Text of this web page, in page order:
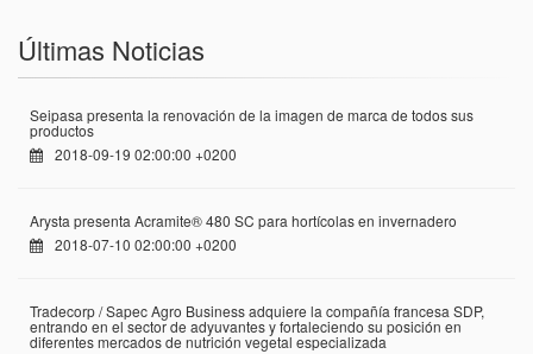
Últimas Noticias
Seipasa presenta la renovación de la imagen de marca de todos sus
productos
2018-09-19 02:00:00 +0200
Arysta presenta Acramite® 480 SC para hortícolas en invernadero
2018-07-10 02:00:00 +0200
Tradecorp / Sapec Agro Business adquiere la compañía francesa SDP,
entrando en el sector de adyuvantes y fortaleciendo su posición en
diferentes mercados de nutrición vegetal especializada